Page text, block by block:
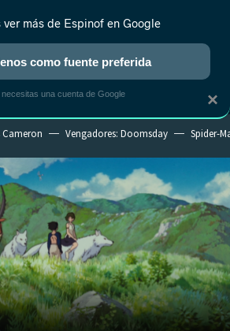
NUEVO
REALITY ANIME RANKINGS CINE
Cameron Vengadores: Doomsday Spider-
×
ver más de Espinof en Google
como fuente preferida
necesitas una cuenta de Google